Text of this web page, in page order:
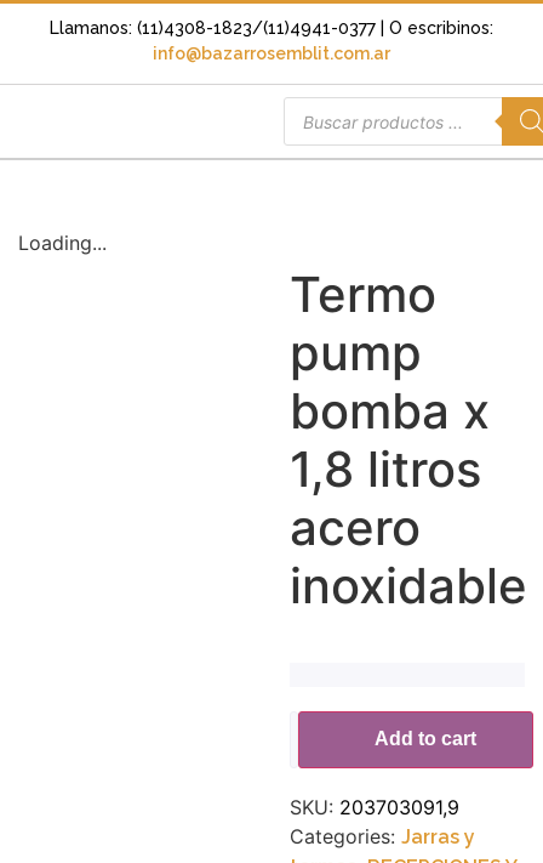
Llamanos: (11)4308-1823/(11)4941-0377
| O escribinos:
info@bazarrosemblit.com.ar
Loading...
Termo
pump
bomba x
1,8 litros
acero
inoxidable
Add to cart
Alternative:
SKU: 203703091,9
Categories: Jarras y